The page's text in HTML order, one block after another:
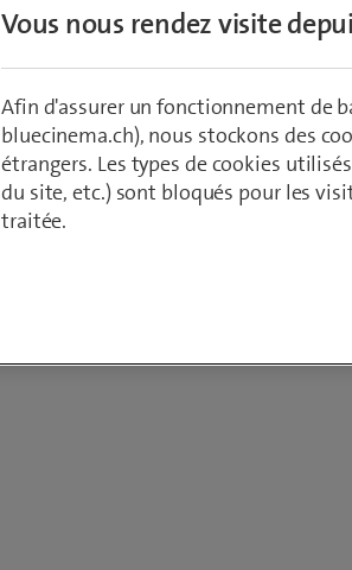
Vous nous rendez visite
Afin d'assurer un fonctionnement de
bluecinema.ch), nous stockons des
étrangers. Les types de cookies
du site, etc.) sont bloqués pour les
traitée.